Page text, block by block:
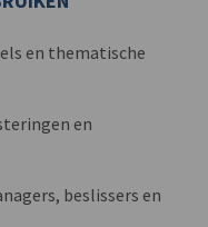
en thematische
en
beslissers en